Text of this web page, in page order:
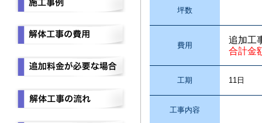
坪数
費用
追加工
合計金
工期 11日
工事内容